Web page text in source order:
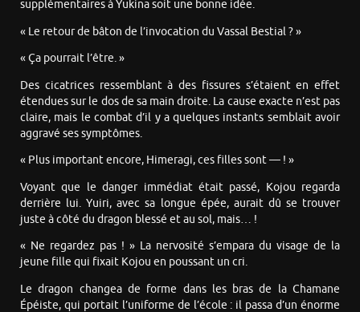
supplémentaires à Yukina soit une bonne idée.
« Le retour de bâton de l’invocation du Vassal Bestial ? »
« Ça pourrait l’être. »
Des cicatrices ressemblant à des fissures s’étaient en effet
étendues sur le dos de sa main droite. La cause exacte n’est pas
claire, mais le combat d’il y a quelques instants semblait avoir
aggravé ses symptômes.
« Plus important encore, Himeragi, ces filles sont — ! »
Voyant que le danger immédiat était passé, Kojou regarda
derrière lui. Yuiri, avec sa longue épée, aurait dû se trouver
juste à côté du dragon blessé et au sol, mais… !
« Ne regardez pas ! » La nervosité s’empara du visage de la
jeune fille qui fixait Kojou en poussant un cri.
Le dragon changea de forme dans les bras de la Chamane
Épéiste, qui portait l’uniforme de l’école : il passa d’un énorme